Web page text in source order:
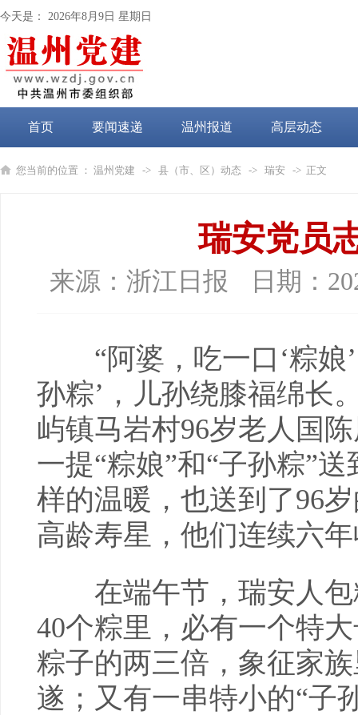
今天是： 2026年8月9日 星期日
首页 要闻速递 温州报道 高层动态
党纪学习教育
您当前的位置 ： 温州党建 -> 县（市、区）动态 -> 瑞安 -> 正文
瑞安党员
来源： 浙江日报 日期：
“阿婆，吃一口‘粽娘’
孙粽’，儿孙绕膝福绵长
屿镇马岩村96岁老人国
一提“粽娘”和“子孙粽”
样的温暖，也送到了96
高龄寿星，他们连续六
在端午节，瑞安人包
40个粽里，必有一个特
粽子的两三倍，象征家
遂；又有一串特小的“子